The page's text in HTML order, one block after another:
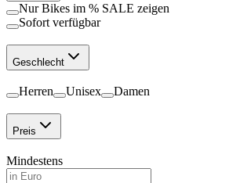
Nur Bikes im % SALE zeigen
Sofort verfügbar
Geschlecht
Herren Unisex Damen
Preis
Mindestens